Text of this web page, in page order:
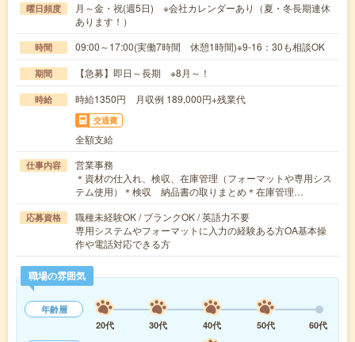
曜日頻度
月～金・祝(週5日) ※会社カレンダーあり（夏・冬長期連休
あります！）
時間 09:00～17:00(実働7時間 休憩1時間)※9-16：30も相談OK
期間 【急募】即日～長期 ※8月～！
時給 時給1350円 月収例 189,000円+残業代
交通費
全額支給
仕事内容
営業事務
＊資材の仕入れ、検収、在庫管理（フォーマットや専用シス
テム使用）＊検収 納品書の取りまとめ＊在庫管理…
応募資格
職種未経験OK / ブランクOK / 英語力不要
専用システムやフォーマットに入力の経験ある方OA基本操
作や電話対応できる方
職場の雰囲気
年齢層
20代
30代 40代 50代
60代